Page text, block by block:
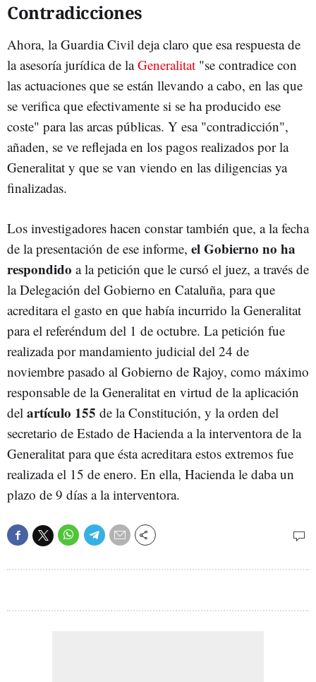
Contradicciones
Ahora, la Guardia Civil deja claro que esa respuesta de
la asesoría jurídica de laGeneralitat "se contradice con
las actuaciones que se están llevando a cabo, en las que
se verifica que efectivamente si se ha producido ese
coste" para las arcas públicas. Y esa "contradicción",
añaden, se ve reflejada en los pagos realizados por la
Generalitat y que se van viendo en las diligencias ya
finalizadas.
Los investigadores hacen constar también que, a la fecha
de la presentación de ese informe, el Gobierno no ha
respondido a la petición que le cursó el juez, a través de
la Delegación del Gobierno en Cataluña, para que
acreditara el gasto en que había incurrido la Generalitat
para el referéndum del 1 de octubre. La petición fue
realizada por mandamiento judicial del 24 de
noviembre pasado al Gobierno de Rajoy, como máximo
responsable de la Generalitat en virtud de la aplicación
del artículo 155 de la Constitución, y la orden del
secretario de Estado de Hacienda a la interventora de la
Generalitat para que ésta acreditara estos extremos fue
realizada el 15 de enero. En ella, Hacienda le daba un
plazo de 9 días a la interventora.